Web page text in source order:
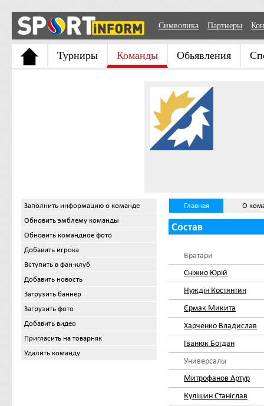
Символика Партнеры
Турниры Команды Обьявления
Заполнить информацию о команде
Обновить эмблему команды
Обновить командное фото
Добавить игрока
Вступить в фан-клуб
Добавить новость
Загрузить баннер
Загрузить фото
Добавить видео
Пригласить на товарняк
Удалить команду
Главная О
Состав
Вратари
Сніжко Юрій
Нуждін Костянтин
Єрмак Микита
Харченко Владислав
Іванюк Богдан
Универсалы
Митрофанов Артур
Кулішин Станіслав